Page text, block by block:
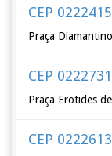
CEP
Praça
CEP
Praça Erotides
CEP